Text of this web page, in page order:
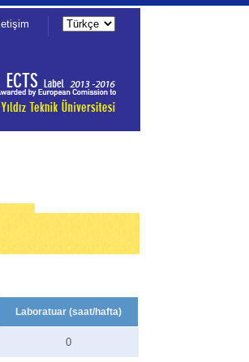
İletişim
Laboratuar (saat/hafta)
0